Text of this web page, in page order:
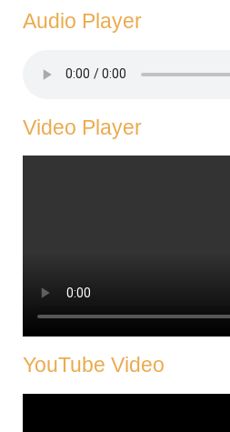
Audio Player
Video Player
YouTube Video